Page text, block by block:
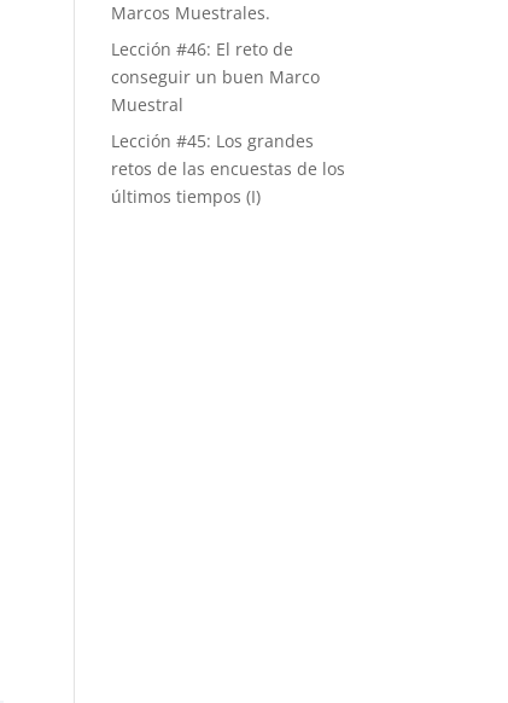
Marcos Muestrales.
Lección #46: El reto de
conseguir un buen Marco
Muestral
Lección #45: Los grandes
retos de las encuestas de los
últimos tiempos (I)